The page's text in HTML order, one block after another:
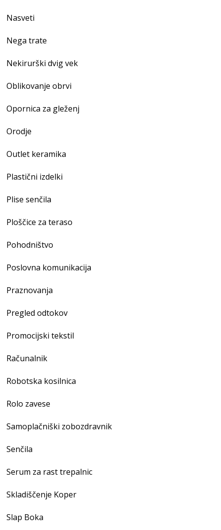
Nasveti
Nega trate
Nekirurški dvig vek
Oblikovanje obrvi
Opornica za gleženj
Orodje
Outlet keramika
Plastični izdelki
Plise senčila
Ploščice za teraso
Pohodništvo
Poslovna komunikacija
Praznovanja
Pregled odtokov
Promocijski tekstil
Računalnik
Robotska kosilnica
Rolo zavese
Samoplačniški zobozdravnik
Senčila
Serum za rast trepalnic
Skladiščenje Koper
Slap Boka